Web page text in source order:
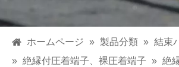
ホームページ » 製品分類 » 結束
» 絶縁付圧着端子、裸圧着端子 » 絶